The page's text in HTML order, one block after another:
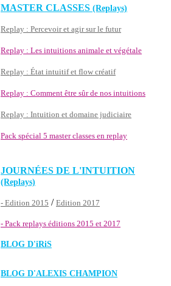
MASTER CLASSES (Replays)
Replay : Percevoir et agir sur le futur
Replay : Les intuitions animale et végétale
Replay : État intuitif et flow créatif
Replay : Comment être sûr de nos intuitions
Replay : Intuition et domaine judiciaire
Pack spécial 5 master classes en replay
JOURNÉES DE L'INTUITION
(Replays)
- Edition 2015 / Edition 2017
- Pack replays éditions 2015 et 2017
BLOG D'iRiS
BLOG D'ALEXIS CHAMPION